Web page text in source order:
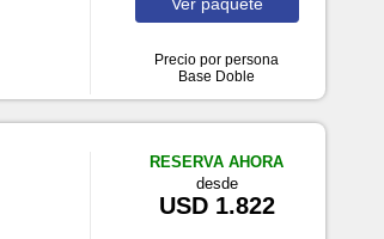
Precio por persona
Base Doble
RESERVA AHORA
desde
USD 1.822